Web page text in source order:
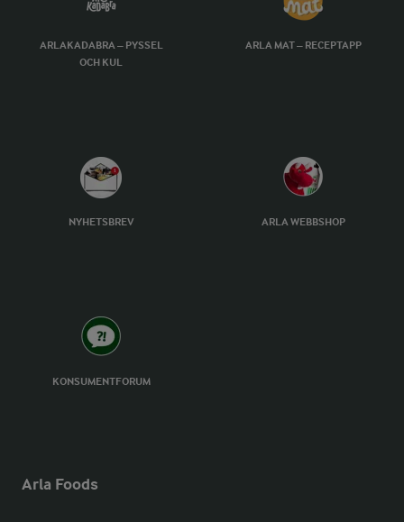
ARLAKADABRA – PYSSEL
OCH KUL
ARLA MAT – RECEPTAPP
NYHETSBREV ARLA WEBBSHOP
KONSUMENTFORUM
Arla Foods